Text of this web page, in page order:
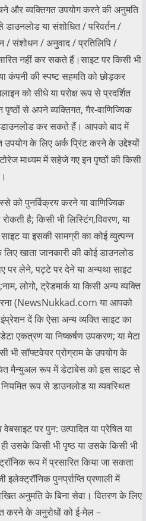
व्यक्तिगत उपयोग करने की अनुमति
या संशोधित / परिवर्तन /
/ संशोधन / अनुवाद / प्रतिलिपि /
नहीं कर सकते हैं।साइट पर किसी भी
कंपनी की स्पष्ट सहमति को छोड़कर
को सीधे या परोक्ष रूप से प्रदर्शित
से अपने व्यक्तिगत, गैर-वाणिज्यिक
डाउनलोड कर सकते हैं। आपको बाद में
के लिए अर्क प्रिंट करने के उद्देश्यों
माध्यम में सहेजे गए इन पृष्ठों की किसी
को पुनर्विक्रय करने या वाणिज्यिक
है; किसी भी लिस्टिंग,विवरण, या
या इसकी सामग्री का कोई व्युत्पन्न
लिए खाता जानकारी की कोई डाउनलोड
पर लेने, पट्टे पर देने या अन्यथा साइट
लोगो, ट्रेडमार्क या किसी अन्य व्यक्ति
(NewsNukkad.com या आपको
दें कि ऐसा अन्य व्यक्ति साइट का
एकत्रण या निष्कर्षण उपकरण; या मेटा
भी सॉफ्टवेयर प्रोग्राम के उपयोग के
मैन्युअल रूप में डेटाबेस को इस साइट से
रूप से डाउनलोड या व्यवस्थित
पर पुन: उत्पादित या प्रेषित या
उसके किसी भी पृष्ठ या उसके किसी भी
रूप में प्रसारित किया जा सकता
इलेक्ट्रॉनिक पुनर्प्राप्ति प्रणाली में
अनुमति के बिना सेवा। वितरण के लिए
करने के अनुरोधों को ई-मेल –